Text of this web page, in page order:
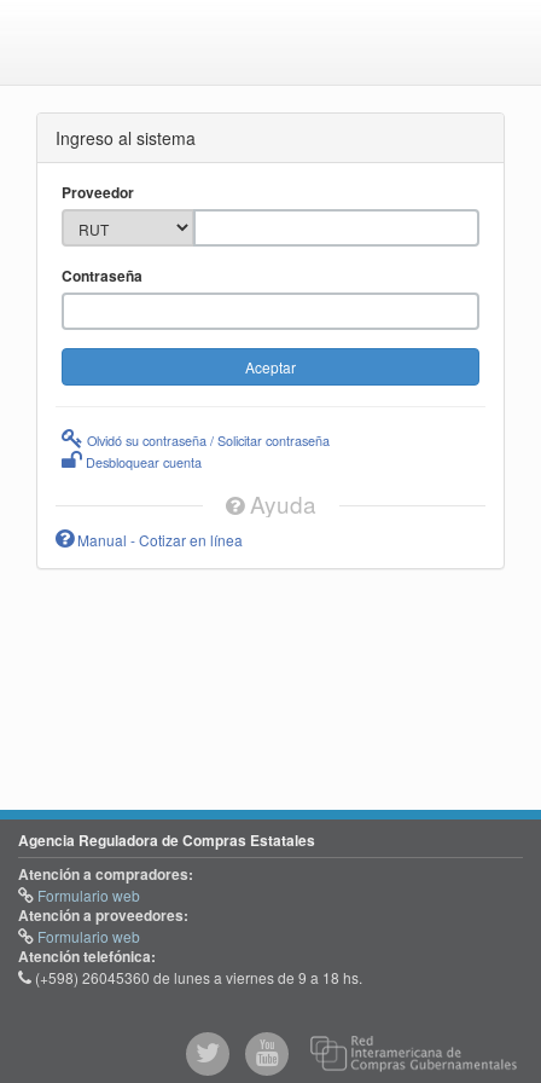
Ingreso al sistema
Proveedor
Contraseña
Olvidó su contraseña / Solicitar contraseña
Desbloquear cuenta
Ayuda
Manual - Cotizar en línea
Agencia Reguladora de Compras Estatales
Atención a compradores:
Formulario web
Atención a proveedores:
Formulario web
Atención telefónica:
(+598) 26045360 de lunes a viernes de 9 a 18 hs.
@comprasgubuy
ACCE